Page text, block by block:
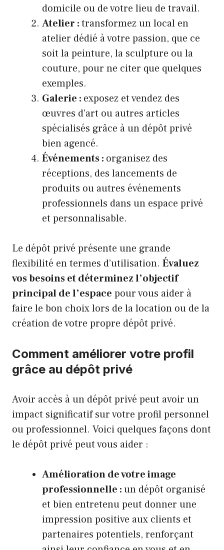
domicile ou de votre lieu de travail.
Atelier :transformez un local en
atelier dédié à votre passion, que ce
soit la peinture, la sculpture ou la
couture, pour ne citer que quelques
exemples.
Galerie : exposez et vendez des
œuvres d’art ou autres articles
spécialisés grâce à un dépôt privé
bien agencé.
Événements : organisez des
réceptions, des lancements de
produits ou autres événements
professionnels dans un espace privé
et personnalisable.
Le dépôt privé présente une grande
flexibilité en termes d’utilisation. Évaluez
vos besoins et déterminez l’objectif
principal de l’espace pour vous aider à
faire le bon choix lors de la location ou de la
création de votre propre dépôt privé.
Comment améliorer votre profil
grâce au dépôt privé
Avoir accès à un dépôt privé peut avoir un
impact significatif sur votre profil personnel
ou professionnel. Voici quelques façons dont
le dépôt privé peut vous aider :
Amélioration de votre image
professionnelle :un dépôt organisé
et bien entretenu peut donner une
impression positive aux clients et
partenaires potentiels, renforçant